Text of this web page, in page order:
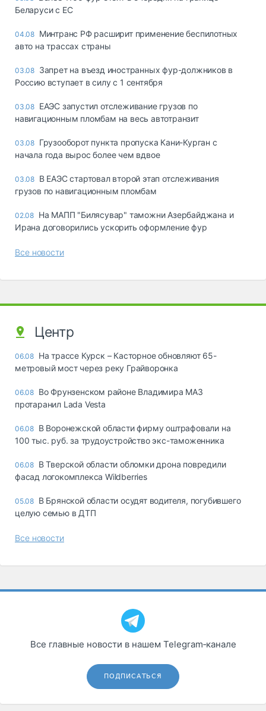
Беларуси с ЕС
04.08 Минтранс РФ расширит применение беспилотных
авто на трассах страны
03.08 Запрет на въезд иностранных фур-должников в
Россию вступает в силу с 1 сентября
03.08 ЕАЭС запустил отслеживание грузов по
навигационным пломбам на весь автотранзит
03.08 Грузооборот пункта пропуска Кани-Курган с
начала года вырос более чем вдвое
03.08 В ЕАЭС стартовал второй этап отслеживания
грузов по навигационным пломбам
02.08 На МАПП "Билясувар" таможни Азербайджана и
Ирана договорились ускорить оформление фур
Все новости
Центр
06.08 На трассе Курск – Касторное обновляют 65-
метровый мост через реку Грайворонка
06.08 Во Фрунзенском районе Владимира МАЗ
протаранил Lada Vesta
06.08 В Воронежской области фирму оштрафовали на
100 тыс. руб. за трудоустройство экс-таможенника
06.08 В Тверской области обломки дрона повредили
фасад логокомплекса Wildberries
05.08 В Брянской области осудят водителя, погубившего
целую семью в ДТП
Все новости
Все главные новости в нашем Telegram‑канале
ПОДПИСАТЬСЯ